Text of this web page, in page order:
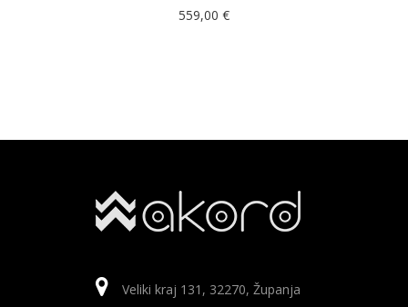
559,00 €
Veliki kraj 131, 32270, Županja